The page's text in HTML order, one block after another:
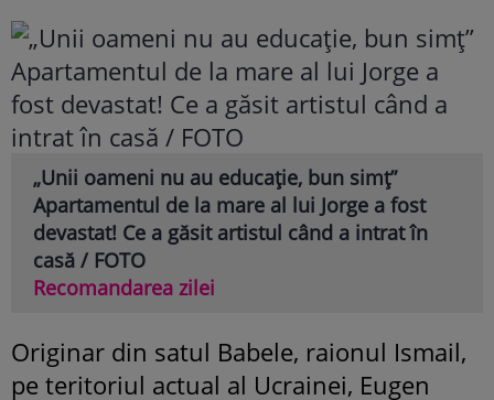
„Unii oameni nu au educație, bun simț”
Apartamentul de la mare al lui Jorge a fost
devastat! Ce a găsit artistul când a intrat în
casă / FOTO
Recomandarea zilei
Originar din satul Babele, raionul Ismail,
pe teritoriul actual al Ucrainei, Eugen